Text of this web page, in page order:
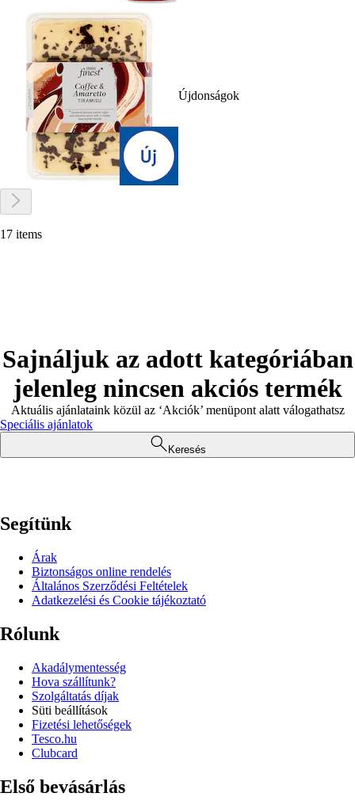
Újdonságok
17 items
Sajnáljuk az adott kategóriában
jelenleg nincsen akciós termék
Aktuális ajánlataink közül az ‘Akciók’ menüpont alatt válogathatsz
Speciális ajánlatok
Keresés
Segítünk
Árak
Biztonságos online rendelés
Általános Szerződési Feltételek
Adatkezelési és Cookie tájékoztató
Rólunk
Akadálymentesség
Hova szállítunk?
Szolgáltatás díjak
Süti beállítások
Fizetési lehetőségek
Tesco.hu
Clubcard
Első bevásárlás